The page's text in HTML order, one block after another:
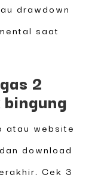
drawdown
saat
2
atau website
download
Cek 3